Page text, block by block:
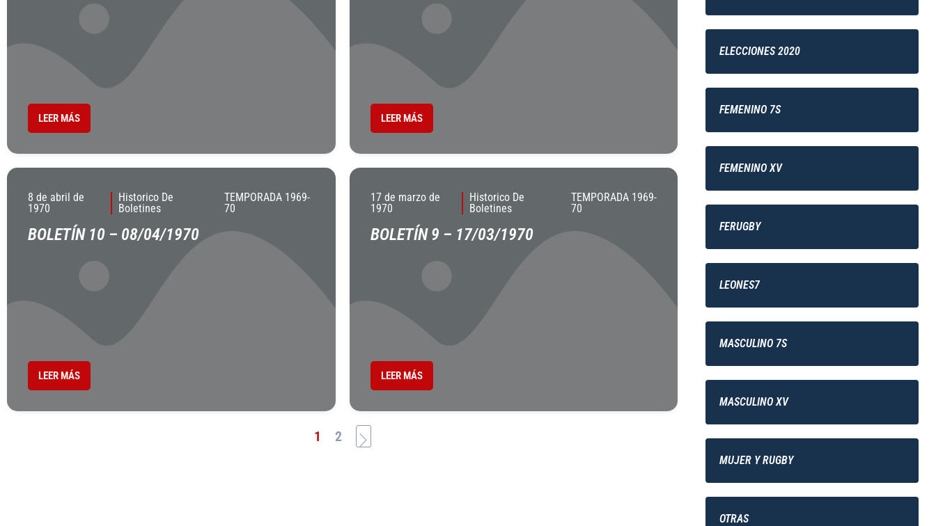
LEER MÁS LEER MÁS
8 de abril de
1970
Historico De
Boletines
TEMPORADA 1969-
70
BOLETÍN 10 – 08/04/1970
LEER MÁS
17 de marzo de
1970
Historico De
Boletines
TEMPORADA 1969-
70
BOLETÍN 9 – 17/03/1970
LEER MÁS
1 2
ELECCIONES 2020
FEMENINO 7S
FEMENINO XV
FERUGBY
LEONES7
MASCULINO 7S
MASCULINO XV
MUJER Y RUGBY
OTRAS